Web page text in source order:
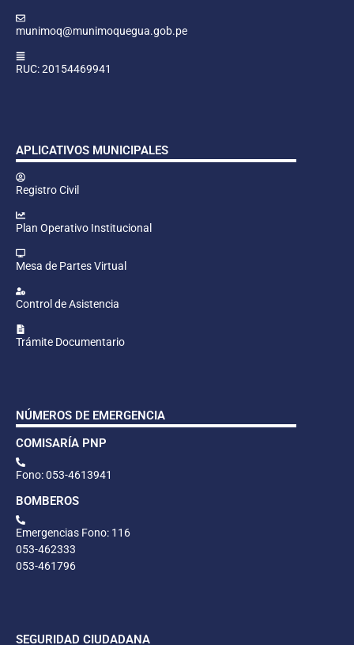
munimoq@munimoquegua.gob.pe
RUC: 20154469941
APLICATIVOS MUNICIPALES
Registro Civil
Plan Operativo Institucional
Mesa de Partes Virtual
Control de Asistencia
Trámite Documentario
NÚMEROS DE EMERGENCIA
COMISARÍA PNP
Fono: 053-4613941
BOMBEROS
Emergencias Fono: 116
053-462333
053-461796
SEGURIDAD CIUDADANA